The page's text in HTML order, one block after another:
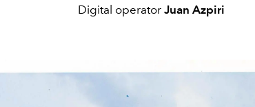
Digital operatorJuan Azpiri